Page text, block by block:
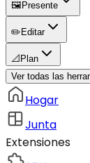
🖼️ Presente
✏️ Editar
📐 Plan
Ver todas las
Hogar
Junta
Extensiones